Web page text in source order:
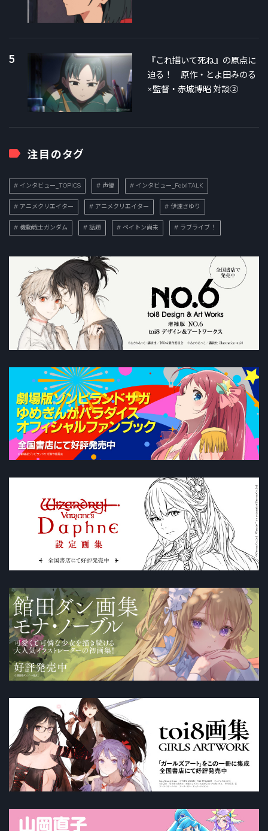
5
『これ描いて死ね』の原点に
迫る！ 原作・とよ田みのる
×監督・赤城博昭 対談②
注目のタグ
インタビュー_TOPICS 声優 インタビュー_FebriTALK
アニメクリエイター アニメクリエイター 伊達さゆり
機動戦士ガンダム 話題 ペイトン尚未 ラブライブ！